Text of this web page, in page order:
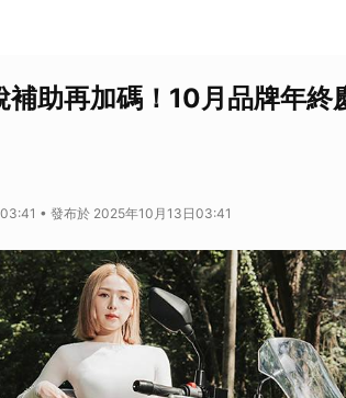
補助再加碼！10月品牌年終
• 發布於 2025年10月13日03:41